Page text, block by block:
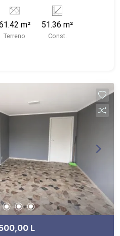
capacitados; - processos
criteriosa de
Zona Sul, Zona Leste,
m²
Terreno
51.36 m²
Const.
L